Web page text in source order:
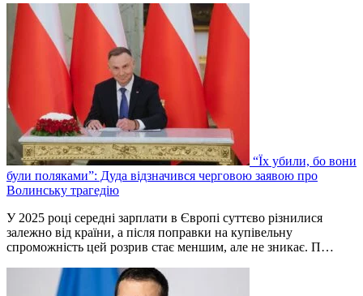
“Їх убили, бо вони
були поляками”: Дуда відзначився черговою заявою про
Волинську трагедію
У 2025 році середні зарплати в Європі суттєво різнилися
залежно від країни, а після поправки на купівельну
спроможність цей розрив стає меншим, але не зникає. П…